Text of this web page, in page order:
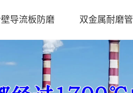
导流板防磨 双金属耐磨管